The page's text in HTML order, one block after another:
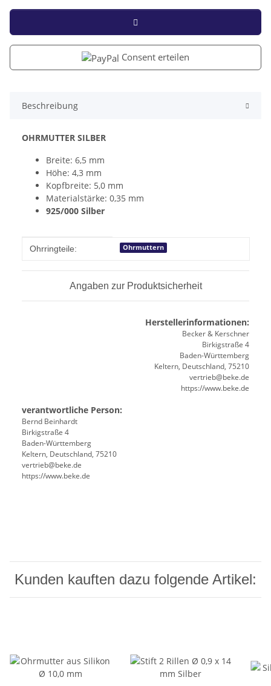
Consent erteilen
Beschreibung
OHRMUTTER SILBER
Breite: 6,5 mm
Höhe: 4,3 mm
Kopfbreite: 5,0 mm
Materialstärke: 0,35 mm
925/000 Silber
Produkteigenschaft
Wert
Ohrringteile: Ohrmuttern
Angaben zur Produktsicherheit
Herstellerinformationen:
Becker & Kerschner
Birkigstraße 4
Baden-Württemberg
Keltern, Deutschland, 75210
vertrieb@beke.de
https://www.beke.de
verantwortliche Person:
Bernd Beinhardt
Birkigstraße 4
Baden-Württemberg
Keltern, Deutschland, 75210
vertrieb@beke.de
https://www.beke.de
Kunden kauften dazu folgende Artikel: